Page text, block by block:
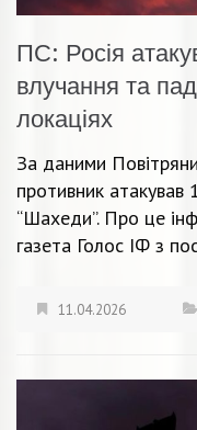
ПС: Росія
влучання та
локаціях
За даними
противник
“Шахеди”. Про це
газета Голос ІФ з
11.04.2026